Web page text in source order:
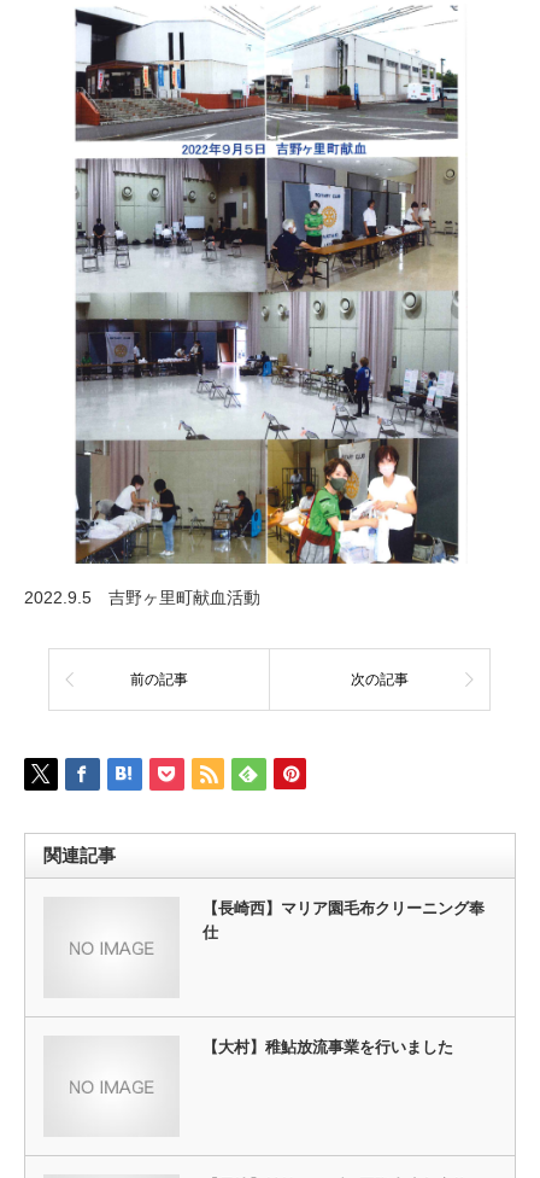
2022.9.5 吉野ヶ里町献血活動
前の記事 次の記事
関連記事
【長崎西】マリア園毛布クリーニング奉
仕
【大村】稚鮎放流事業を行いました